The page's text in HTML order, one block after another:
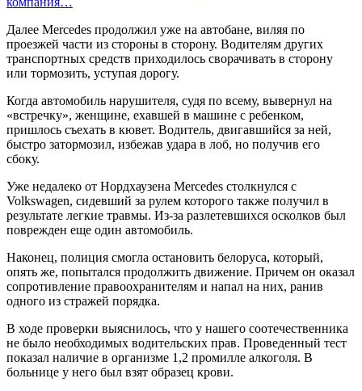
Далее Mercedes продолжил уже на автобане, виляя по
проезжей части из стороны в сторону. Водителям других
транспортных средств приходилось сворачивать в сторону
или тормозить, уступая дорогу.
Когда автомобиль нарушителя, судя по всему, вывернул на
«встречку», женщине, ехавшей в машине с ребенком,
пришлось съехать в кювет. Водитель, двигавшийся за ней,
быстро затормозил, избежав удара в лоб, но получив его
сбоку.
Уже недалеко от Нордхаузена Mercedes столкнулся с
Volkswagen, сидевший за рулем которого также получил в
результате легкие травмы. Из-за разлетевшихся осколков был
поврежден еще один автомобиль.
Наконец, полиция смогла остановить белоруса, который,
опять же, попытался продолжить движение. Причем он оказал
сопротивление правоохранителям и напал на них, ранив
одного из стражей порядка.
В ходе проверки выяснилось, что у нашего соотечественника
не было необходимых водительских прав. Проведенный тест
показал наличие в организме 1,2 промилле алкоголя. В
больнице у него был взят образец крови.